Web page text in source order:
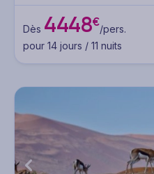
Dès 4448€/pers.
pour 14 jours / 11 nuits